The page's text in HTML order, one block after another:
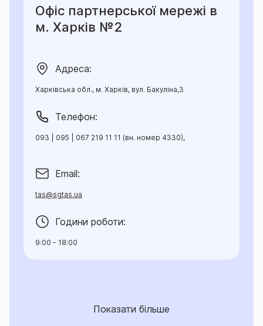
Офіс партнерської мережі в
м. Харків №2
Адреса:
Харківська обл., м. Харків, вул. Бакуліна,3
Телефон:
093 | 095 | 067 219 11 11 (вн. номер 4330),
Email:
tas@sgtas.ua
Години роботи:
9:00 - 18:00
Показати більше